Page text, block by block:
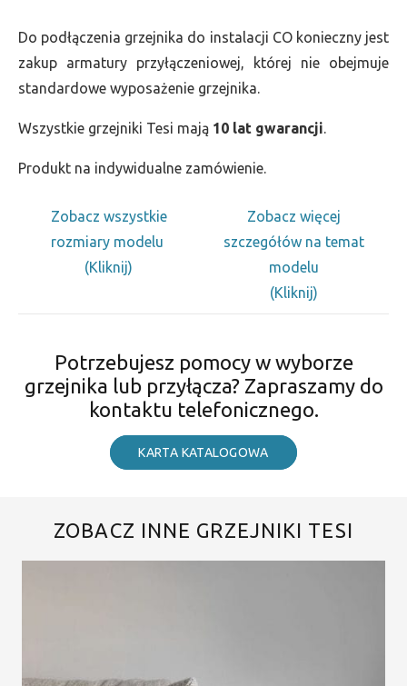
Do podłączenia grzejnika do instalacji CO konieczny jest
zakup armatury przyłączeniowej, której nie obejmuje
standardowe wyposażenie grzejnika.
Wszystkie grzejniki Tesi mają 10 lat gwarancji.
Produkt na indywidualne zamówienie.
Zobacz wszystkie
rozmiary modelu
(Kliknij)
Zobacz więcej
szczegółów na temat
modelu
(Kliknij)
Potrzebujesz pomocy w wyborze
grzejnika lub przyłącza? Zapraszamy do
kontaktu telefonicznego.
KARTA KATALOGOWA
ZOBACZ INNE GRZEJNIKI TESI